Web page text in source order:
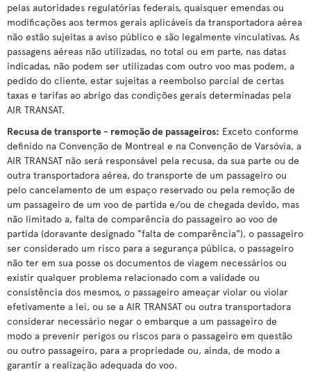
pelas autoridades regulatórias federais, quaisquer emendas ou
modificações aos termos gerais aplicáveis da transportadora aérea
não estão sujeitas a aviso público e são legalmente vinculativas. As
passagens aéreas não utilizadas, no total ou em parte, nas datas
indicadas, não podem ser utilizadas com outro voo mas podem, a
pedido do cliente, estar sujeitas a reembolso parcial de certas
taxas e tarifas ao abrigo das condições gerais determinadas pela
AIR TRANSAT.
Recusa de transporte - remoção de passageiros: Exceto conforme
definido na Convenção de Montreal e na Convenção de Varsóvia, a
AIR TRANSAT não será responsável pela recusa, da sua parte ou de
outra transportadora aérea, do transporte de um passageiro ou
pelo cancelamento de um espaço reservado ou pela remoção de
um passageiro de um voo de partida e/ou de chegada devido, mas
não limitado a, falta de comparência do passageiro ao voo de
partida (doravante designado "falta de comparência"), o passageiro
ser considerado um risco para a segurança pública, o passageiro
não ter em sua posse os documentos de viagem necessários ou
existir qualquer problema relacionado com a validade ou
consistência dos mesmos, o passageiro ameaçar violar ou violar
efetivamente a lei, ou se a AIR TRANSAT ou outra transportadora
considerar necessário negar o embarque a um passageiro de
modo a prevenir perigos ou riscos para o passageiro em questão
ou outro passageiro, para a propriedade ou, ainda, de modo a
garantir a realização adequada do voo.